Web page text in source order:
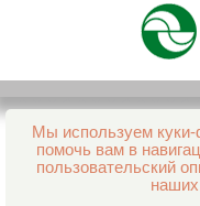
Мы используем куки-
помочь вам в
пользовательский
наших
Все права защищены и
© 2013–2026 Интернет-аптека
support@aptekapenza.ru
Телефон: Служба обработки